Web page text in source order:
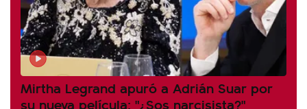
Mirtha Legrand apuró a Adrián Suar por
su nueva película: "¿Sos narcisista?"